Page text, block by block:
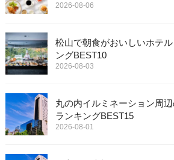
2026-08-06
松山で朝食がおいしいホテ
ングBEST10
2026-08-03
丸の内イルミネーション周
ランキングBEST15
2026-08-01